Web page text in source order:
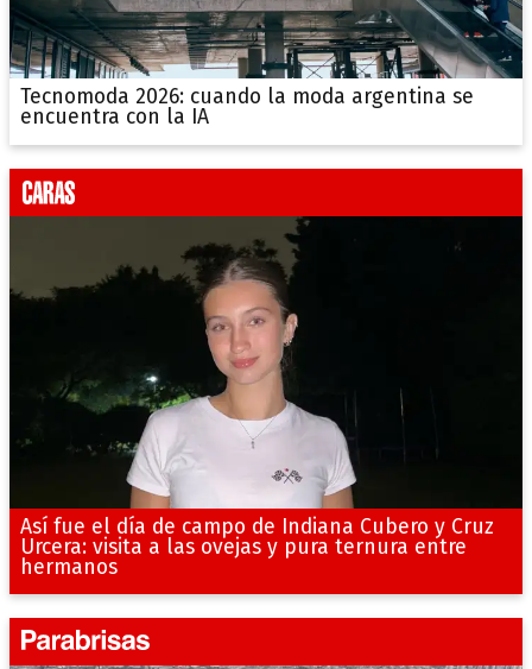
Tecnomoda 2026: cuando la moda argentina se
encuentra con la IA
Así fue el día de campo de Indiana Cubero y Cruz
Urcera: visita a las ovejas y pura ternura entre
hermanos